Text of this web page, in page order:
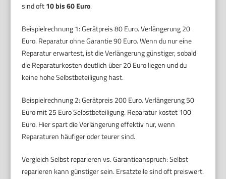
sind oft10 bis 60 Euro.
Beispielrechnung 1: Gerätpreis 80 Euro. Verlängerung 20
Euro. Reparatur ohne Garantie 90 Euro. Wenn du nur eine
Reparatur erwartest, ist die Verlängerung günstiger, sobald
die Reparaturkosten deutlich über 20 Euro liegen und du
keine hohe Selbstbeteiligung hast.
Beispielrechnung 2: Gerätpreis 200 Euro. Verlängerung 50
Euro mit 25 Euro Selbstbeteiligung. Reparatur kostet 100
Euro. Hier spart die Verlängerung effektiv nur, wenn
Reparaturen häufiger oder teurer sind.
Vergleich Selbst reparieren vs. Garantieanspruch: Selbst
reparieren kann günstiger sein. Ersatzteile sind oft preiswert.